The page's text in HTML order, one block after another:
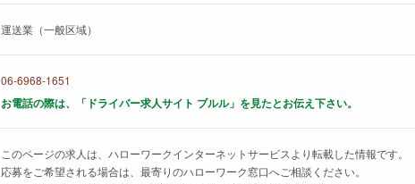
運送業（一般区域）
06-6968-1651
お電話の際は、「ドライバー求人サイト ブルル」を見たとお伝え下さい。
このページの求人は、ハローワークインターネットサービスより転載した情報です。
応募をご希望される場合は、最寄りのハローワーク窓口へご相談ください。